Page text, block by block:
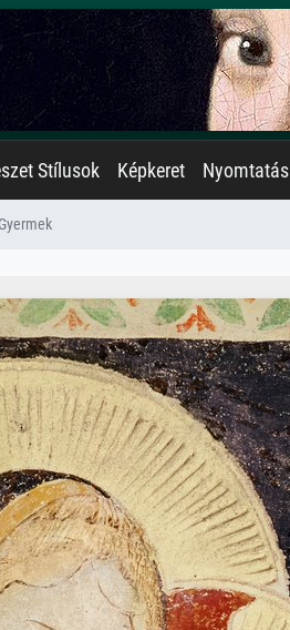
Stílusok Képkeret